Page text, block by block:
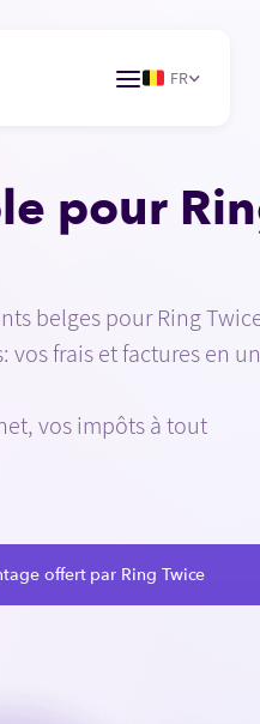
FR
pour
belges pour Ring
vos frais et factures en un
vos impôts à tout
offert par Ring Twice